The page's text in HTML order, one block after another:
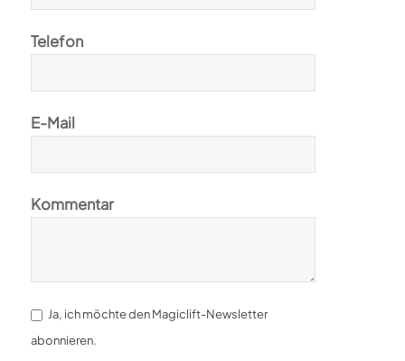
Telefon
E-Mail
Kommentar
Ja, ich möchte den Magiclift-Newsletter
abonnieren.